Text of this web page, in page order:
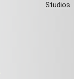
Studios